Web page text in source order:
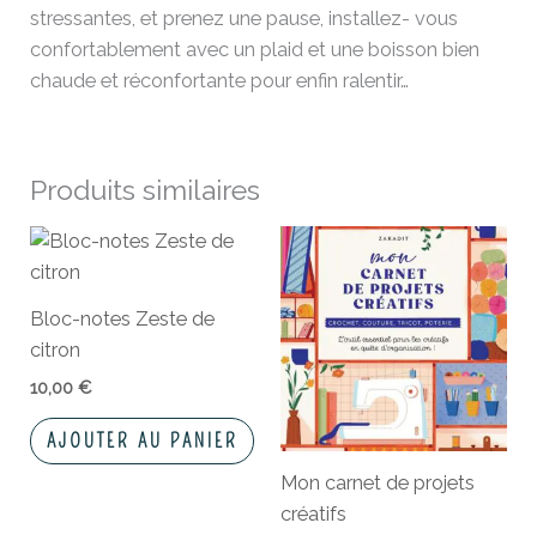
stressantes, et prenez une pause, installez- vous
confortablement avec un plaid et une boisson bien
chaude et réconfortante pour enfin ralentir…
Produits similaires
Bloc-notes Zeste de
citron
10,00€
AJOUTER AU PANIER
Mon carnet de projets
créatifs